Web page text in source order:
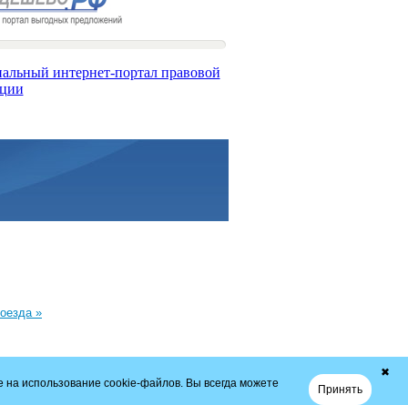
»
✖
использование cookie-файлов. Вы всегда можете
Принять